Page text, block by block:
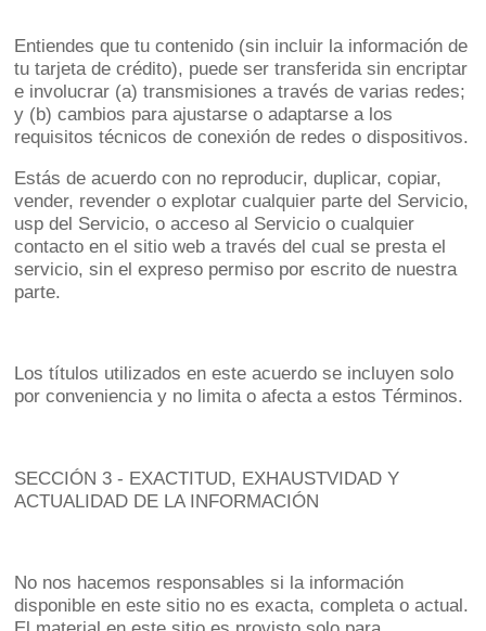
Entiendes que tu contenido (sin incluir la información de
tu tarjeta de crédito), puede ser transferida sin encriptar
e involucrar (a) transmisiones a través de varias redes;
y (b) cambios para ajustarse o adaptarse a los
requisitos técnicos de conexión de redes o dispositivos.
Estás de acuerdo con no reproducir, duplicar, copiar,
vender, revender o explotar cualquier parte del Servicio,
usp del Servicio, o acceso al Servicio o cualquier
contacto en el sitio web a través del cual se presta el
servicio, sin el expreso permiso por escrito de nuestra
parte.
Los títulos utilizados en este acuerdo se incluyen solo
por conveniencia y no limita o afecta a estos Términos.
SECCIÓN 3 - EXACTITUD, EXHAUSTVIDAD Y
ACTUALIDAD DE LA INFORMACIÓN
No nos hacemos responsables si la información
disponible en este sitio no es exacta, completa o actual.